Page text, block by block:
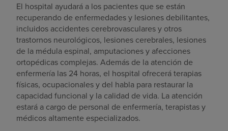
El hospital ayudará a los pacientes que se están
recuperando de enfermedades y lesiones debilitantes,
incluidos accidentes cerebrovasculares y otros
trastornos neurológicos, lesiones cerebrales, lesiones
de la médula espinal, amputaciones y afecciones
ortopédicas complejas. Además de la atención de
enfermería las 24 horas, el hospital ofrecerá terapias
físicas, ocupacionales y del habla para restaurar la
capacidad funcional y la calidad de vida. La atención
estará a cargo de personal de enfermería, terapistas y
médicos altamente especializados.